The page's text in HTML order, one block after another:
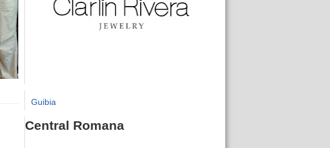
Guibia
Central Romana